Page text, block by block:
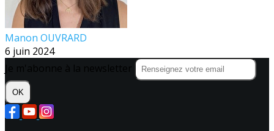
Manon OUVRARD
6 juin 2024
OK